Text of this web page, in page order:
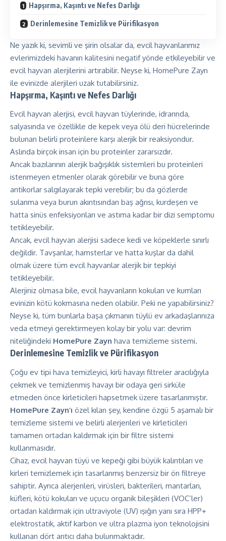
Hapşırma, Kaşıntı ve Nefes Darlığı
Derinlemesine Temizlik ve Pürifikasyon
Ne yazık ki, sevimli ve şirin olsalar da, evcil hayvanlarımız
evlerimizdeki havanın kalitesini negatif yönde etkileyebilir ve
evcil hayvan alerjilerini artırabilir. Neyse ki, HomePure Zayn
ile evinizde alerjileri uzak tutabilirsiniz.
Hapşırma, Kaşıntı ve Nefes Darlığı
Evcil hayvan alerjisi, evcil hayvan tüylerinde, idrarında,
salyasında ve özellikle de kepek veya ölü deri hücrelerinde
bulunan belirli proteinlere karşı alerjik bir reaksiyondur.
Aslında birçok insan için bu proteinler zararsızdır.
Ancak bazılarının alerjik bağışıklık sistemleri bu proteinleri
istenmeyen etmenler olarak görebilir ve buna göre
antikorlar salgılayarak tepki verebilir; bu da gözlerde
sulanma veya burun akıntısından baş ağrısı, kurdeşen ve
hatta sinüs enfeksiyonları ve astıma kadar bir dizi semptomu
tetikleyebilir.
Ancak, evcil hayvan alerjisi sadece kedi ve köpeklerle sınırlı
değildir. Tavşanlar, hamsterlar ve hatta kuşlar da dahil
olmak üzere tüm evcil hayvanlar alerjik bir tepkiyi
tetikleyebilir.
Alerjiniz olmasa bile, evcil hayvanların kokuları ve kumları
evinizin kötü kokmasına neden olabilir. Peki ne yapabilirsiniz?
Neyse ki, tüm bunlarla başa çıkmanın tüylü ev arkadaşlarınıza
veda etmeyi gerektirmeyen kolay bir yolu var: devrim
niteliğindeki HomePure Zayn hava temizleme sistemi.
Derinlemesine Temizlik ve Pürifikasyon
Çoğu ev tipi hava temizleyici, kirli havayı filtreler aracılığıyla
çekmek ve temizlenmiş havayı bir odaya geri sirküle
etmeden önce kirleticileri hapsetmek üzere tasarlanmıştır.
HomePure Zayn’ı özel kılan şey, kendine özgü 5 aşamalı bir
temizleme sistemi ve belirli alerjenleri ve kirleticileri
tamamen ortadan kaldırmak için bir filtre sistemi
kullanmasıdır.
Cihaz, evcil hayvan tüyü ve kepeği gibi büyük kalıntıları ve
kirleri temizlemek için tasarlanmış benzersiz bir ön filtreye
sahiptir. Ayrıca alerjenleri, virüsleri, bakterileri, mantarları,
küfleri, kötü kokuları ve uçucu organik bileşikleri (VOC’ler)
ortadan kaldırmak için ultraviyole (UV) ışığın yanı sıra HPP+
elektrostatik, aktif karbon ve ultra plazma iyon teknolojisini
kullanan dört arıtıcı daha bulunmaktadır.